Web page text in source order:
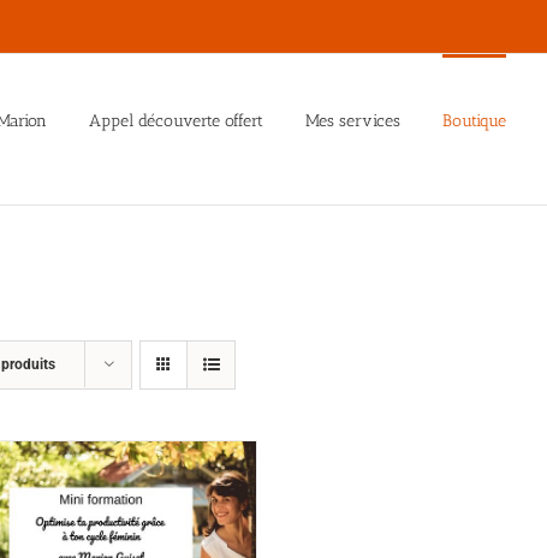
Appel découverte offert Mes services Boutique